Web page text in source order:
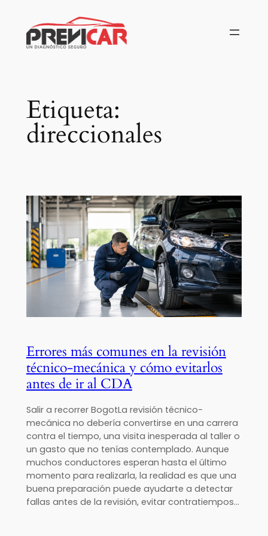
contenido
Etiqueta:
direccionales
Errores más comunes en la revisión
técnico-mecánica y cómo evitarlos
antes de ir al CDA
Salir a recorrer BogotLa revisión técnico-
mecánica no debería convertirse en una carrera
contra el tiempo, una visita inesperada al taller o
un gasto que no tenías contemplado. Aunque
muchos conductores esperan hasta el último
momento para realizarla, la realidad es que una
buena preparación puede ayudarte a detectar
fallas antes de la revisión, evitar contratiempos…